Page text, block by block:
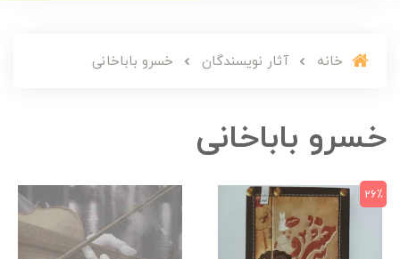
خانه آثار نویسندگان خسرو باباخانی
خسرو باباخانی
26٪